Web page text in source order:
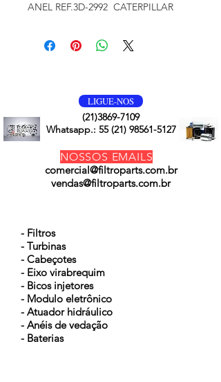
ANEL REF.3D-2992 CATERPILLAR
LIGUE-NOS
(21)3869-7109
Whatsapp.: 55 (21) 98561-5127
NOSSOS EMAILS
comercial@filtroparts.com.br
vendas@filtroparts.com.br
- Filtros
- Turbinas
- Cabeçotes
- Eixo virabrequim
- Bicos injetores
- Modulo eletrônico
- Atuador hidráulico
- Anéis de vedação
- Baterias